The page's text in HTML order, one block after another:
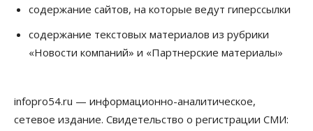
содержание сайтов, на которые ведут гиперссылки
содержание текстовых материалов из рубрики
«Новости компаний» и «Партнерские материалы»
infopro54.ru — информационно-аналитическое,
сетевое издание. Свидетельство о регистрации СМИ: